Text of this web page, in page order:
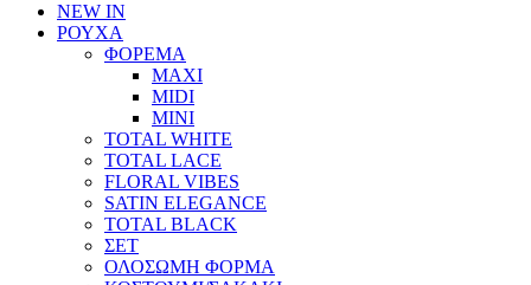
NEW IN
ΡΟΥΧΑ
ΦΟΡΕΜΑ
MAXI
MIDI
MINI
TOTAL WHITE
TOTAL LACE
FLORAL VIBES
SATIN ELEGANCE
TOTAL BLACK
ΣΕΤ
ΟΛΟΣΩΜΗ ΦΟΡΜΑ